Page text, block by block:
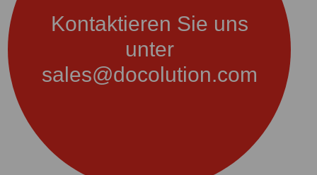
Kontaktieren Sie uns
unter
sales@docolution.com